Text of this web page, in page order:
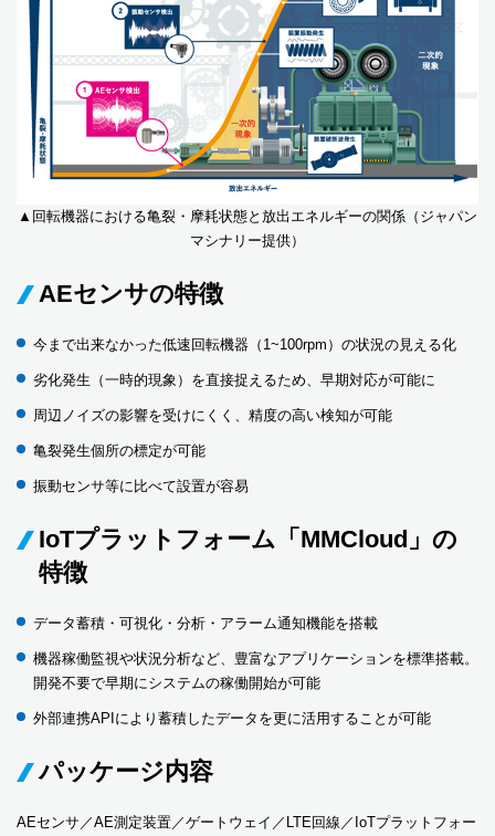
▲回転機器における亀裂・摩耗状態と放出エネルギーの関係（ジャパン
マシナリー提供）
AEセンサの特徴
今まで出来なかった低速回転機器（1~100rpm）の状況の見える化
劣化発生（一時的現象）を直接捉えるため、早期対応が可能に
周辺ノイズの影響を受けにくく、精度の高い検知が可能
亀裂発生個所の標定が可能
振動センサ等に比べて設置が容易
IoTプラットフォーム「MMCloud」の
特徴
データ蓄積・可視化・分析・アラーム通知機能を搭載
機器稼働監視や状況分析など、豊富なアプリケーションを標準搭載。
開発不要で早期にシステムの稼働開始が可能
外部連携APIにより蓄積したデータを更に活用することが可能
パッケージ内容
AEセンサ／AE測定装置／ゲートウェイ／LTE回線／IoTプラットフォー